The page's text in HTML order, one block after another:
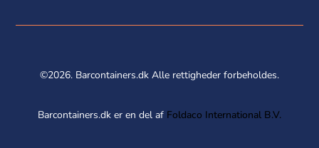
©2026. Barcontainers.dk Alle rettigheder forbeholdes.
Barcontainers.dk er en del af Foldaco International B.V.